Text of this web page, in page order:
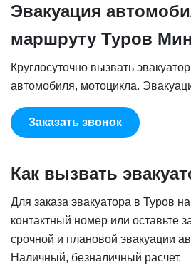
Эвакуация
маршруту Туров
Круглосуточно вызвать
автомобиля, мотоцикла.
Заказать звонок
Как вызвать
Для заказа эвакуатора в Туров
контактный номер или оставьте
срочной и плановой эвакуации
Наличный, безналичный расчет.